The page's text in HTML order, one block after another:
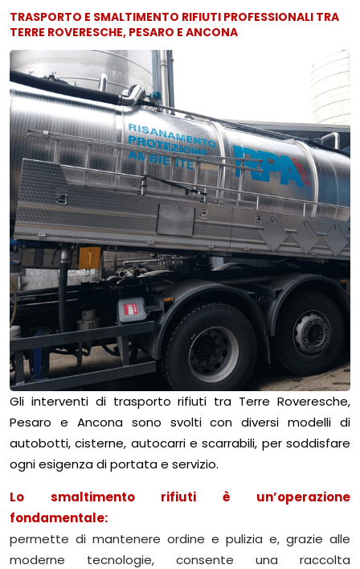
TRASPORTO E SMALTIMENTO RIFIUTI PROFESSIONALI TRA
TERRE ROVERESCHE, PESARO E ANCONA
Gli interventi di trasporto rifiuti tra Terre Roveresche,
Pesaro e Ancona sono svolti con diversi modelli di
autobotti, cisterne, autocarri e scarrabili, per soddisfare
ogni esigenza di portata e servizio.
Lo smaltimento rifiuti è un’operazione
fondamentale:
permette di mantenere ordine e pulizia e, grazie alle
moderne tecnologie, consente una raccolta